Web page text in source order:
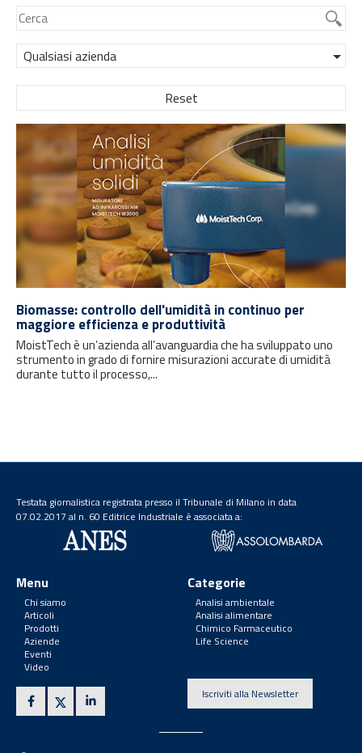
Qualsiasi azienda
Reset
Biomasse: controllo dell'umidità in continuo per
maggiore efficienza e produttività
MoistTech è un’azienda all’avanguardia che ha sviluppato uno
strumento in grado di fornire misurazioni accurate di umidità
durante tutto il processo,...
Testata giornalistica registrata presso il Tribunale di Milano in data
07.02.2017 al n. 60 Editrice Industriale è associata a:
Menu
Chi siamo
Articoli
Prodotti
Aziende
Eventi
Video
Categorie
Analisi ambientale
Analisi alimentare
Chimico Farmaceutico
Life Science
Iscriviti alla Newsletter